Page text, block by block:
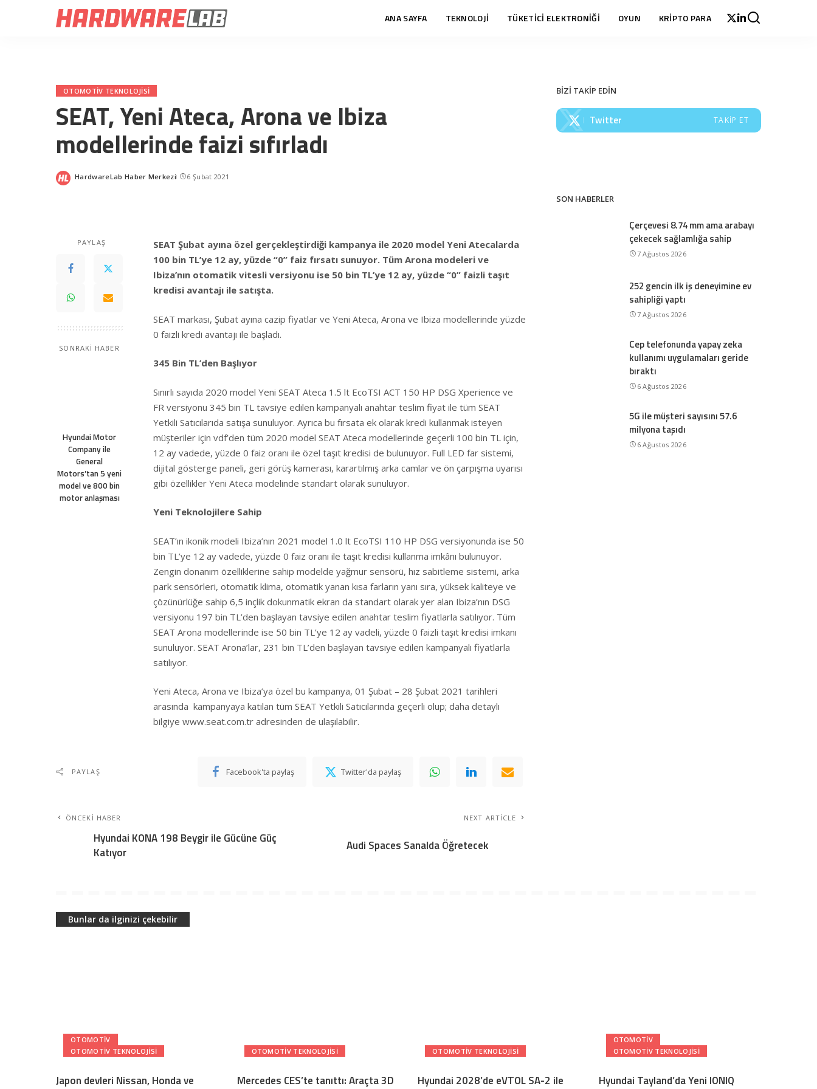
ANA SAYFA TEKNOLOJİ TÜKETİCİ ELEKTRONİĞİ OYUN KRİPTO PARA
OTOMOTIV TEKNOLOJISI
SEAT, Yeni Ateca, Arona ve Ibiza
modellerinde faizi sıfırladı
Posted
HardwareLab Haber Merkezi 6 Şubat 2021
PAYLAŞ
SONRAKİ HABER
Hyundai Motor
Company ile
General
Motors’tan 5 yeni
model ve 800 bin
motor anlaşması
SEAT Şubat ayına özel gerçekleştirdiği kampanya ile 2020 model Yeni Atecalarda
100 bin TL’ye 12 ay, yüzde “0” faiz fırsatı sunuyor. Tüm Arona modeleri ve
Ibiza’nın otomatik vitesli versiyonu ise 50 bin TL’ye 12 ay, yüzde “0” faizli taşıt
kredisi avantajı ile satışta.
SEAT markası, Şubat ayına cazip fiyatlar ve Yeni Ateca, Arona ve Ibiza modellerinde yüzde
0 faizli kredi avantajı ile başladı.
345 Bin TL’den Başlıyor
Sınırlı sayıda 2020 model Yeni SEAT Ateca 1.5 lt EcoTSI ACT 150 HP DSG Xperience ve
FR versiyonu 345 bin TL tavsiye edilen kampanyalı anahtar teslim fiyat ile tüm SEAT
Yetkili Satıcılarıda satışa sunuluyor. Ayrıca bu fırsata ek olarak kredi kullanmak isteyen
müşteriler için vdf’den tüm 2020 model SEAT Ateca modellerinde geçerli 100 bin TL için,
12 ay vadede, yüzde 0 faiz oranı ile özel taşıt kredisi de bulunuyor. Full LED far sistemi,
dijital gösterge paneli, geri görüş kamerası, karartılmış arka camlar ve ön çarpışma uyarısı
gibi özellikler Yeni Ateca modelinde standart olarak sunuluyor.
Yeni Teknolojilere Sahip
SEAT’ın ikonik modeli Ibiza’nın 2021 model 1.0 lt EcoTSI 110 HP DSG versiyonunda ise 50
bin TL’ye 12 ay vadede, yüzde 0 faiz oranı ile taşıt kredisi kullanma imkânı bulunuyor.
Zengin donanım özelliklerine sahip modelde yağmur sensörü, hız sabitleme sistemi, arka
park sensörleri, otomatik klima, otomatik yanan kısa farların yanı sıra, yüksek kaliteye ve
çözünürlüğe sahip 6,5 inçlik dokunmatik ekran da standart olarak yer alan Ibiza’nın DSG
versiyonu 197 bin TL’den başlayan tavsiye edilen anahtar teslim fiyatlarla satılıyor. Tüm
SEAT Arona modellerinde ise 50 bin TL’ye 12 ay vadeli, yüzde 0 faizli taşıt kredisi imkanı
sunuluyor. SEAT Arona’lar, 231 bin TL’den başlayan tavsiye edilen kampanyalı fiyatlarla
satılıyor.
Yeni Ateca, Arona ve Ibiza’ya özel bu kampanya, 01 Şubat – 28 Şubat 2021 tarihleri
arasında kampanyaya katılan tüm SEAT Yetkili Satıcılarında geçerli olup; daha detaylı
bilgiye www.seat.com.tr adresinden de ulaşılabilir.
PAYLAŞ Facebook'ta paylaş Twitter'da paylaş
ÖNCEKI HABER
Hyundai KONA 198 Beygir ile Gücüne Güç
Katıyor
NEXT ARTICLE
Audi Spaces Sanalda Öğretecek
BİZİ TAKİP EDİN
Twitter TAKIP ET
SON HABERLER
Çerçevesi 8.74 mm ama arabayı
çekecek sağlamlığa sahip
7 Ağustos 2026
252 gencin ilk iş deneyimine ev
sahipliği yaptı
7 Ağustos 2026
Cep telefonunda yapay zeka
kullanımı uygulamaları geride
bıraktı
6 Ağustos 2026
5G ile müşteri sayısını 57.6
milyona taşıdı
6 Ağustos 2026
Bunlar da ilginizi çekebilir
OTOMOTIV
OTOMOTIV TEKNOLOJISI
Japon devleri Nissan, Honda ve
OTOMOTIV TEKNOLOJISI
Mercedes CES’te tanıttı: Araçta 3D
OTOMOTIV TEKNOLOJISI
Hyundai 2028’de eVTOL SA-2 ile
OTOMOTIV
OTOMOTIV TEKNOLOJISI
Hyundai Tayland’da Yeni IONIQ